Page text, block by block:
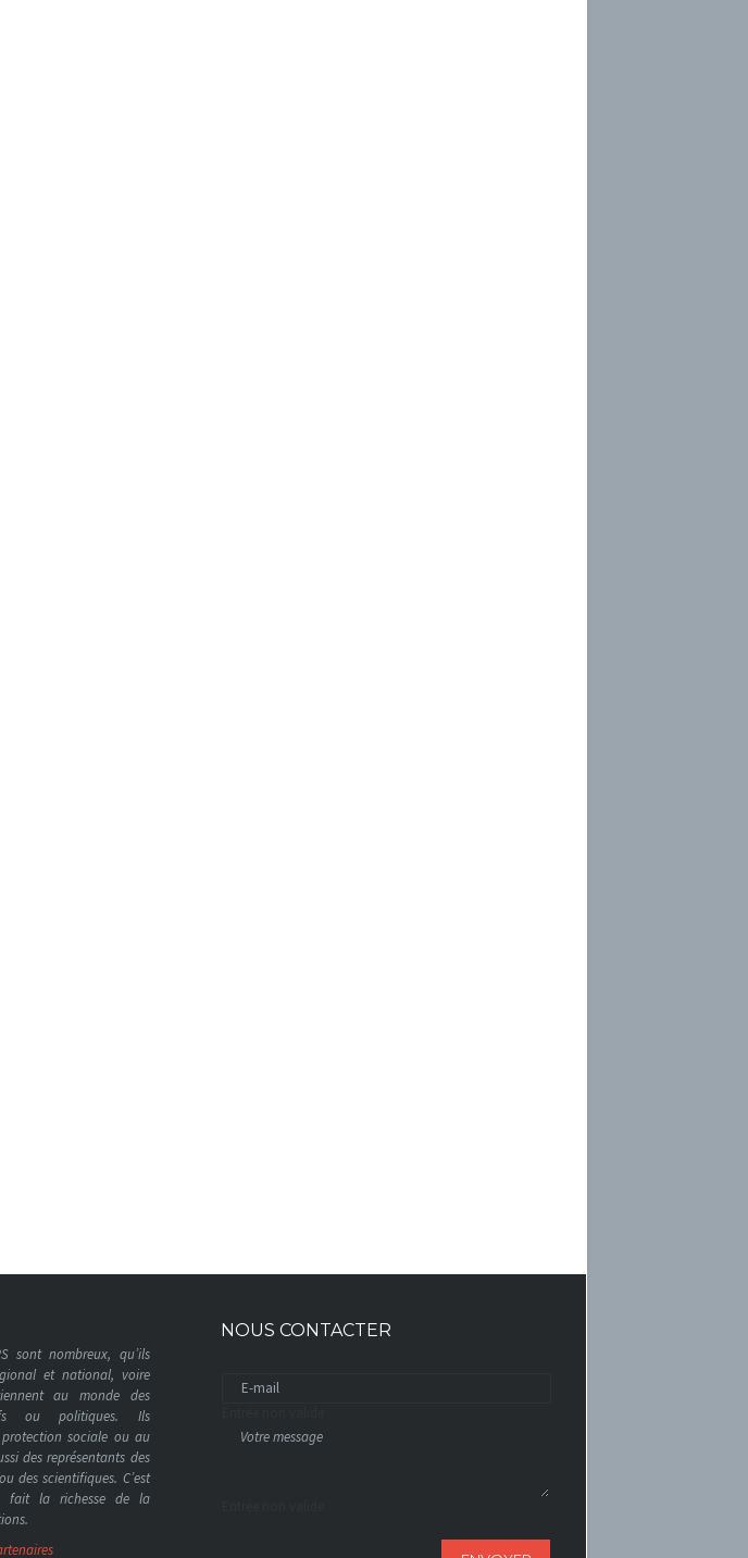
sont nombreux, qu’ils
et national, voire
au monde des
ou politiques. Ils
sociale ou au
des représentants des
des scientifiques. C’est
fait la richesse de la
NOUS CONTACTER